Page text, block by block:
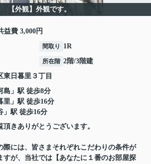
【外観】外観です。
益費 3,000円
間取り 1R
所在階 2階/3階建
東日暮里 ３丁目
島 」駅 徒歩8分
里 」駅 徒歩16分
」駅 徒歩16分
頂きありがとうございます。
際には、皆さまそれぞれこだわりの条件が
すが、当社では【あなたに１番のお部屋探